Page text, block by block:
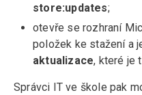
store:updates;
otevře se rozhraní
položek ke stažení a
aktualizace, které je
Správci IT ve škole pak